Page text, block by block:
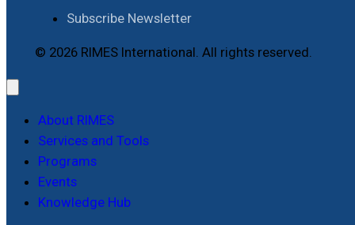
Subscribe Newsletter
© 2026 RIMES International. All rights reserved.
About RIMES
Services and Tools
Programs
Events
Knowledge Hub